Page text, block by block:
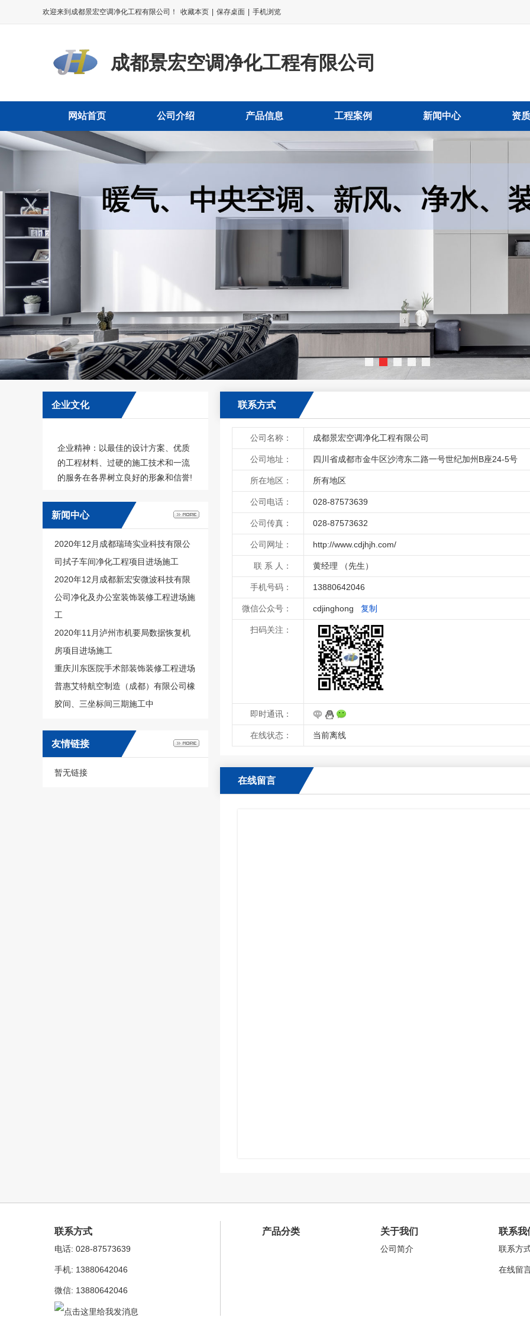
欢迎来到成都景宏空调净化工程有限公司！ 收藏本页 保存桌面 手机浏览
成都景宏空调净化工程有限公司
网站首页 公司介绍 产品信息 工程案例 新闻中心 资
企业文化
企业精神：以最佳的设计方案、优质
的工程材料、过硬的施工技术和一流
的服务在各界树立良好的形象和信誉!
益求精. 企业目标：以专业的技术、
一流的服务打造完美的工程！
新闻中心
2020年12月成都瑞琦实业科技有限公
司拭子车间净化工程项目进场施工
2020年12月成都新宏安微波科技有限
公司净化及办公室装饰装修工程进场施
工
2020年11月泸州市机要局数据恢复机
房项目进场施工
重庆川东医院手术部装饰装修工程进场
普惠艾特航空制造（成都）有限公司橡
胶间、三坐标间三期施工中
友情链接
暂无链接
联系方式
公司名称： 成都景宏空调净化工程有限公司
公司地址： 四川省成都市金牛区沙湾东二路一号世纪加州B座24-5号
所在地区： 所有地区
公司电话： 028-87573639
公司传真： 028-87573632
公司网址： http://www.cdjhjh.com/
联 系 人： 黄经理 （先生）
手机号码： 13880642046
微信公众号： cdjinghong 复制
扫码关注：
即时通讯：
在线状态： 当前离线
在线留言
联系方式
电话: 028-87573639
手机: 13880642046
微信: 13880642046
产品分类 关于我们
公司简介
联系我
联系方
在线留